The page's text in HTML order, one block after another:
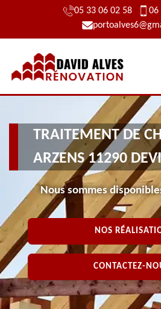
05 33 06 02 58
06
TRAITEMENT DE
ARZENS 11290
Nous sommes
NOS
CONTACTEZ-